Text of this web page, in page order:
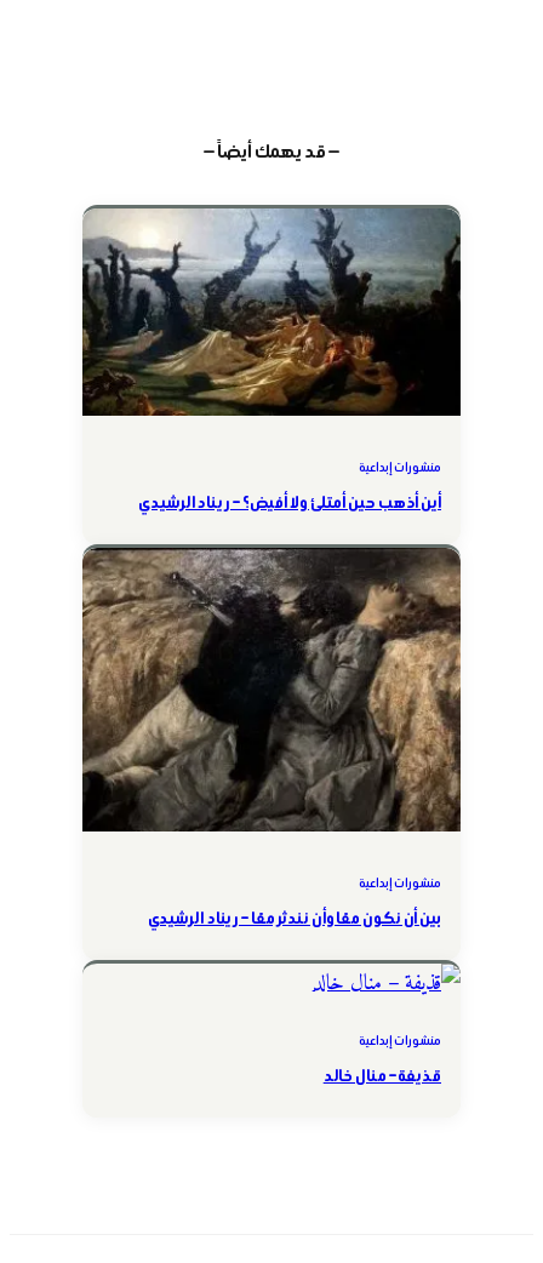
— قد يهمك أيضاً —
منشورات إبداعية
أين أذهب حين أمتلئ ولا أفيض؟ – ريناد الرشيدي
منشورات إبداعية
بين أن نكون معًا وأن نندثر معًا – ريناد الرشيدي
منشورات إبداعية
قذيفة – منال خالد